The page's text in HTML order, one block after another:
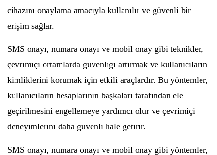
cihazını onaylama amacıyla kullanılır ve güvenli bir
erişim sağlar.
SMS onayı, numara onayı ve mobil onay gibi teknikler,
çevrimiçi ortamlarda güvenliği artırmak ve kullanıcıların
kimliklerini korumak için etkili araçlardır. Bu yöntemler,
kullanıcıların hesaplarının başkaları tarafından ele
geçirilmesini engellemeye yardımcı olur ve çevrimiçi
deneyimlerini daha güvenli hale getirir.
SMS onayı, numara onayı ve mobil onay gibi yöntemler,